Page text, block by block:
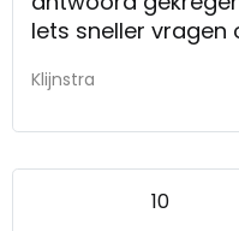
Iets sneller vragen
Klijnstra
10